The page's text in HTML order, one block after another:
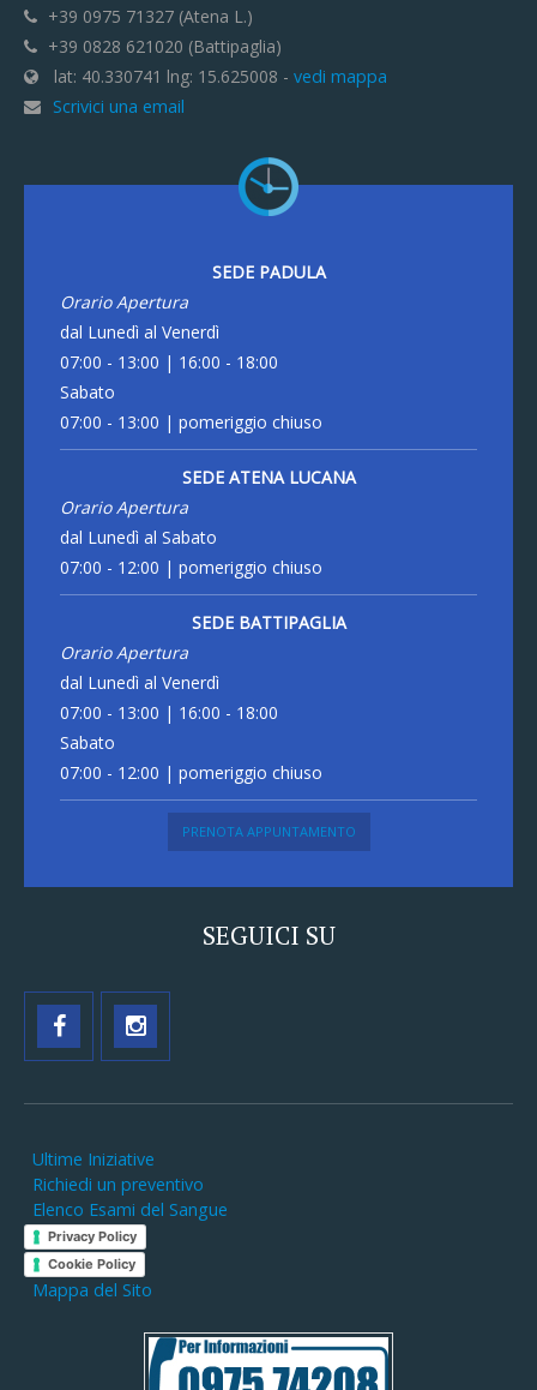
+39 0975 71327 (Atena L.)
+39 0828 621020 (Battipaglia)
lat: 40.330741 lng: 15.625008 - vedi mappa
Scrivici una email
SEDE PADULA
Orario Apertura
dal Lunedì al Venerdì
07:00 - 13:00 | 16:00 - 18:00
Sabato
07:00 - 13:00 | pomeriggio chiuso
SEDE ATENA LUCANA
Orario Apertura
dal Lunedì al Sabato
07:00 - 12:00 | pomeriggio chiuso
SEDE BATTIPAGLIA
Orario Apertura
dal Lunedì al Venerdì
07:00 - 13:00 | 16:00 - 18:00
Sabato
07:00 - 12:00 | pomeriggio chiuso
PRENOTA APPUNTAMENTO
SEGUICI SU
Ultime Iniziative
Richiedi un preventivo
Elenco Esami del Sangue
Privacy Policy
Cookie Policy
Mappa del Sito